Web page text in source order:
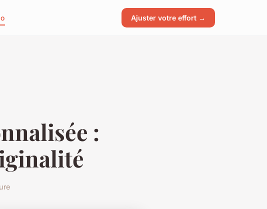
Ajuster votre effort →
: